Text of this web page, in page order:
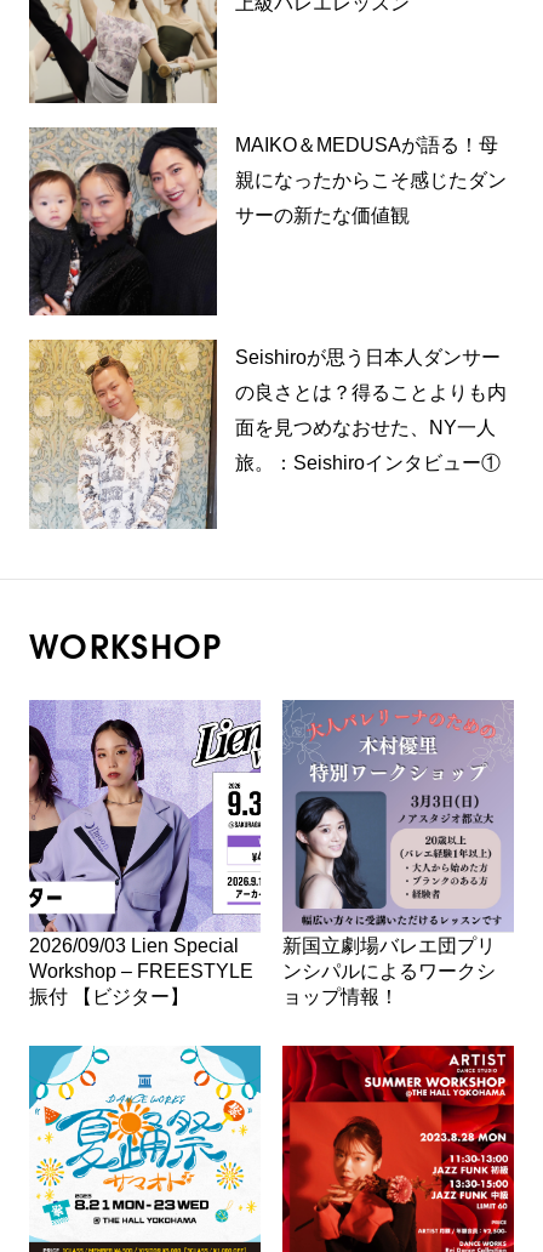
MAIKO＆MEDUSAが語る！母
親になったからこそ感じたダン
サーの新たな価値観
Seishiroが思う日本人ダンサー
の良さとは？得ることよりも内
面を見つめなおせた、NY一人
旅。：Seishiroインタビュー①
WORKSHOP
2026/09/03 Lien Special
Workshop – FREESTYLE
振付 【ビジター】
新国立劇場バレエ団プリ
ンシパルによるワークシ
ョップ情報！